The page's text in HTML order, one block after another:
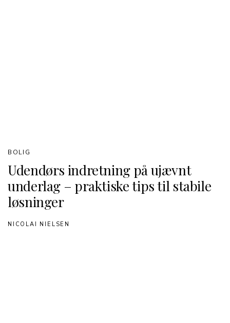
Udendørs indretning på ujævnt
underlag – praktiske tips til stabile
løsninger
BOLIG
NICOLAI NIELSEN